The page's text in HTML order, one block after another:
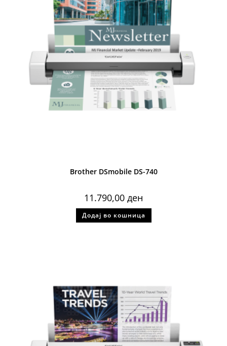
Brother DSmobile DS-740
11.790,00 ден
Додај во кошница